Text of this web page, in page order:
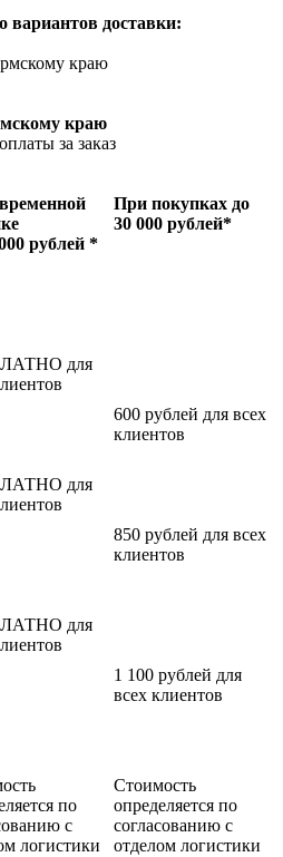
вариантов доставки:
краю
краю
за заказ
рублей *
При покупках до
30 000 рублей*
для
для
для
600 рублей для всех
клиентов
850 рублей для всех
клиентов
1 100 рублей для
всех клиентов
по
с
логистики
Стоимость
определяется по
согласованию с
отделом логистики